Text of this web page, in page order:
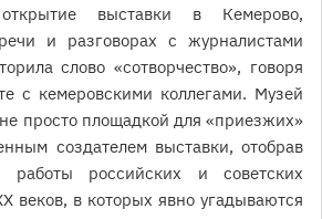
выставки в Кемерово,
и разговорах с журналистами
слово «сотворчество», говоря
с кемеровскими коллегами. Музей
просто площадкой для «приезжих»
создателем выставки, отобрав
российских и советских
веков, в которых явно угадываются